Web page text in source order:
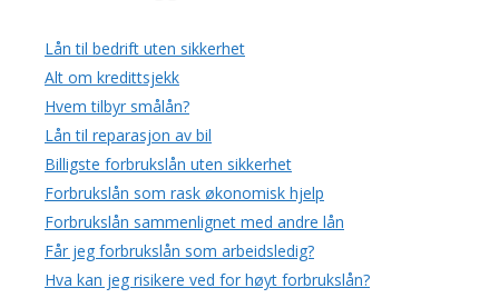
Lån til bedrift uten sikkerhet
Alt om kredittsjekk
Hvem tilbyr smålån?
Lån til reparasjon av bil
Billigste forbrukslån uten sikkerhet
Forbrukslån som rask økonomisk hjelp
Forbrukslån sammenlignet med andre lån
Får jeg forbrukslån som arbeidsledig?
Hva kan jeg risikere ved for høyt forbrukslån?